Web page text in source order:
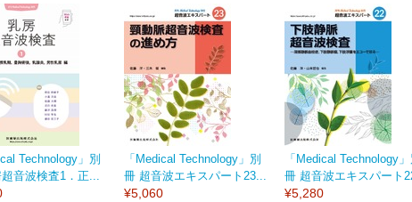
Technology」別
音波検査1．正...
「Medical Technology」別
冊 超音波エキスパート23...
¥5,060
「Medical Technology」
冊 超音波エキスパート
¥5,280